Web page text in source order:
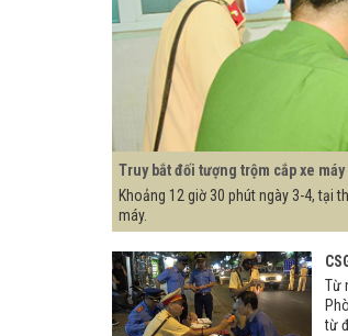
Truy bắt đối tượng trộm cắp xe máy
Khoảng 12 giờ 30 phút ngày 3-4, tại
máy.
Từ
từ